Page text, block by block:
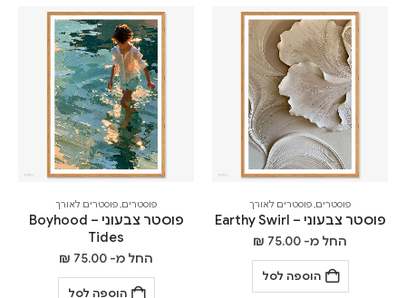
פוסטרים,פוסטרים לאורך
פוסטר צבעוני – Earthy Swirl
החל מ- ₪ 75.00
הוספה לסל
פוסטרים,פוסטרים לאורך
פוסטר צבעוני – Boyhood
Tides
החל מ- ₪ 75.00
הוספה לסל